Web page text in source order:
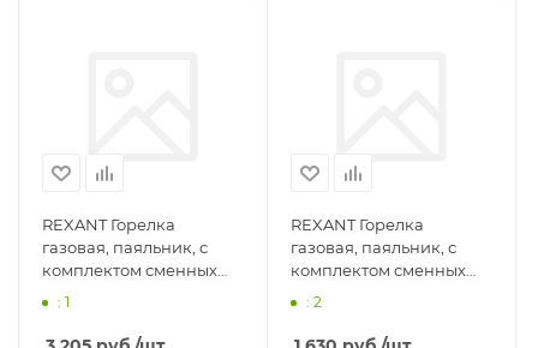
REXANT Горелка
газовая, паяльник, с
комплектом сменных
насадок, 11 предметов
: 1
REXANT Горелка
газовая, паяльник, с
комплектом сменных
насадок, 3 предмета
: 2